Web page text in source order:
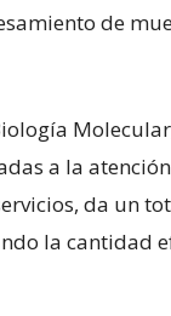
de
a la
da un
la cantidad